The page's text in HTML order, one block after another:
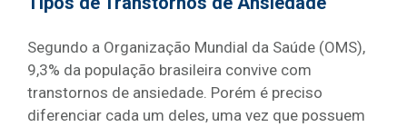
Segundo a Organização Mundial da Saúde (OMS),
9,3% da população brasileira convive com
transtornos de ansiedade. Porém é preciso
diferenciar cada um deles, uma vez que possuem